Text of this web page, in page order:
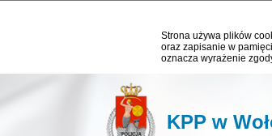
Strona używa plików
oraz zapisanie w
oznacza wyrażenie
KPP w